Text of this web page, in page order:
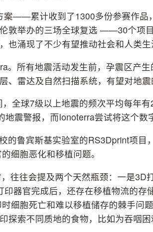
案——累计收到了1300多份参赛作品
敦举办的三场全球复选 ——30个项
也涌现了不少有望推动社会和人类生
。所有地震活动发生前，孕震区产
、雷达及自然扫描系统，有望对地震
全球7级以上地震的频次平均每年
震警报，而Ionoterra尝试将这个数
的鲁宾斯基实验室的RS3Dprint项目
细胞恶化和移植问题。
往往会提及两个天然瓶颈：一是3D
器官完成后，还存在移植物流的存
细胞死亡和难以移植储存的棘手问
探索不同质地的食物，比如为吞咽